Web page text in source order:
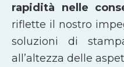
rapidità nelle
riflette il nostro
soluzioni di
all’altezza delle